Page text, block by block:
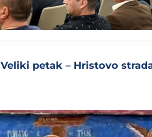
petak – Hristovo